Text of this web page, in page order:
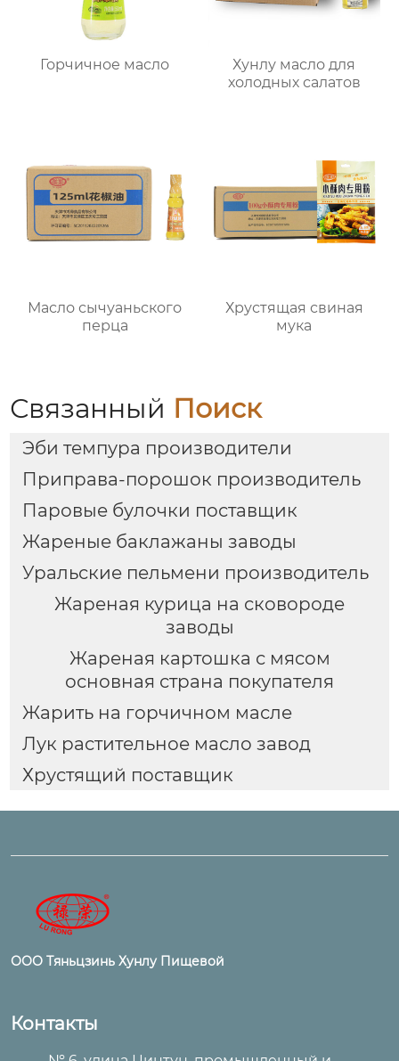
Горчичное масло
Хунлу масло для
холодных салатов
Масло сычуаньского
перца
Хрустящая свиная
мука
Связанный Поиск
Эби темпура производители
Приправа-порошок производитель
Паровые булочки поставщик
Жареные баклажаны заводы
Уральские пельмени производитель
Жареная курица на сковороде
заводы
Жареная картошка с мясом
основная страна покупателя
Жарить на горчичном масле
Лук растительное масло завод
Хрустящий поставщик
ООО Тяньцзинь Хунлу Пищевой
Контакты